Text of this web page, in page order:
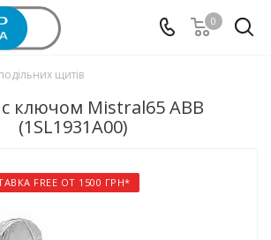
0
щитів
ключом Mistral65 ABB
(1SL1931A00)
FREE ОТ 1500 ГРН*